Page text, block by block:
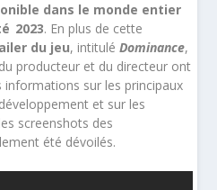
dans le monde entier
2023. En plus de cette
du jeu, intitulé Dominance,
producteur et du directeur ont
informations sur les principaux
et sur les
screenshots des
été dévoilés.